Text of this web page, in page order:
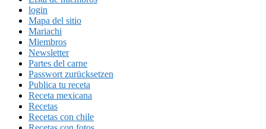
login
Mapa del sitio
Mariachi
Miembros
Newsletter
Partes del carne
Passwort zurücksetzen
Publica tu receta
Receta mexicana
Recetas
Recetas con chile